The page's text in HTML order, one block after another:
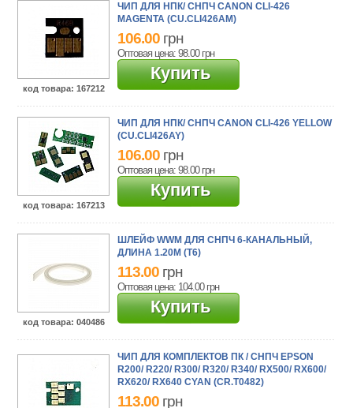
код товара: 167212
ЧИП ДЛЯ НПК/ СНПЧ CANON CLI-426
MAGENTA (CU.CLI426AM)
106.00 грн
Оптовая цена: 98.00 грн
Купить
код товара: 167213
ЧИП ДЛЯ НПК/ СНПЧ CANON CLI-426 YELLOW
(CU.CLI426AY)
106.00 грн
Оптовая цена: 98.00 грн
Купить
код товара: 040486
ШЛЕЙФ WWM ДЛЯ СНПЧ 6-КАНАЛЬНЫЙ,
ДЛИНА 1.20М (T6)
113.00 грн
Оптовая цена: 104.00 грн
Купить
ЧИП ДЛЯ КОМПЛЕКТОВ ПК / СНПЧ EPSON
R200/ R220/ R300/ R320/ R340/ RX500/ RX600/
RX620/ RX640 CYAN (CR.T0482)
113.00 грн